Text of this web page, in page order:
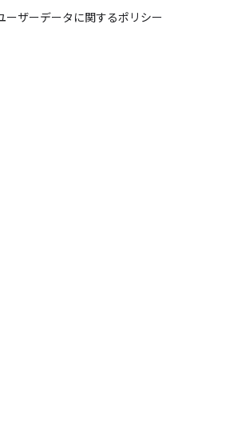
ーザーデータに関するポリシー